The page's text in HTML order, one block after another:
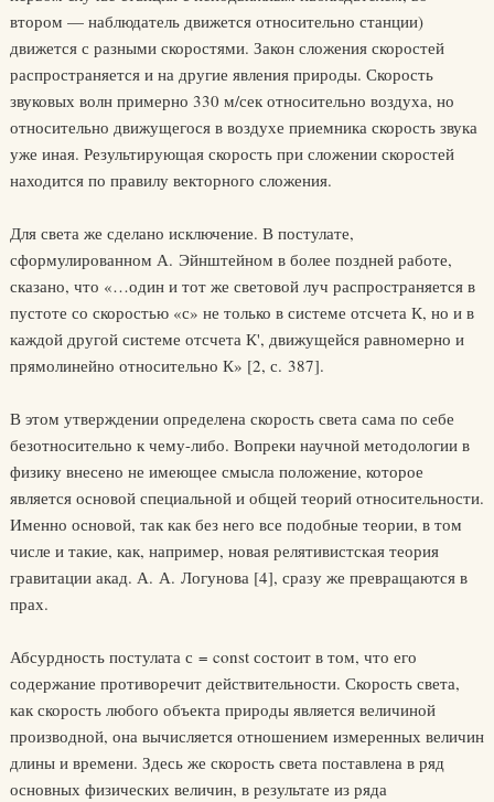
втором — наблюдатель движется относительно станции)
движется с разными скоростями. Закон сложения скоростей
распространяется и на другие явления природы. Скорость
звуковых волн примерно 330 м/сек относительно воздуха, но
относительно движущегося в воздухе приемника скорость звука
уже иная. Результирующая скорость при сложении скоростей
находится по правилу векторного сложения.
Для света же сделано исключение. В постулате,
сформулированном А. Эйнштейном в более поздней работе,
сказано, что «…один и тот же световой луч распространяется в
пустоте со скоростью «с» не только в системе отсчета К, но и в
каждой другой системе отсчета К', движущейся равномерно и
прямолинейно относительно К» [2, с. 387].
В этом утверждении определена скорость света сама по себе
безотносительно к чему-либо. Вопреки научной методологии в
физику внесено не имеющее смысла положение, которое
является основой специальной и общей теорий относительности.
Именно основой, так как без него все подобные теории, в том
числе и такие, как, например, новая релятивистская теория
гравитации акад. А. А. Логунова [4], сразу же превращаются в
прах.
Абсурдность постулата с = const состоит в том, что его
содержание противоречит действительности. Скорость света,
как скорость любого объекта природы является величиной
производной, она вычисляется отношением измеренных величин
длины и времени. Здесь же скорость света поставлена в ряд
основных физических величин, в результате из ряда